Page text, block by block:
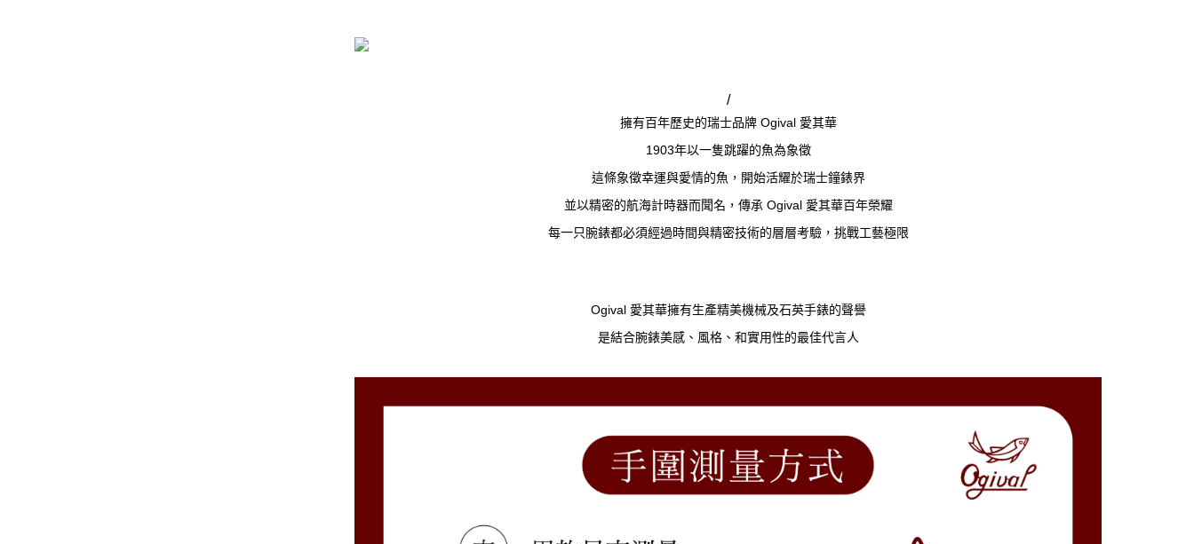
/
擁有百年歷史的瑞士品牌 Ogival 愛其華
1903年以一隻跳躍的魚為象徵
這條象徵幸運與愛情的魚，開始活耀於瑞士鐘錶界
並以精密的航海計時器而聞名，傳承 Ogival 愛其華百年榮耀
每一只腕錶都必須經過時間與精密技術的層層考驗，挑戰工藝極限
Ogival 愛其華擁有生產精美機械及石英手錶的聲譽
是結合腕錶美感、風格、和實用性的最佳代言人